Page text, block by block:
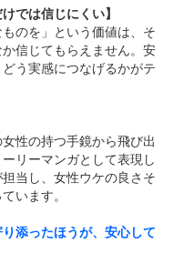
では信じにくい】
のを」という価値は、そ
信じてもらえません。安
う実感につなげるかがテ
性の持つ手鏡から飛び出
リーマンガとして表現し
当し、女性ウケの良さそ
います。
添ったほうが、安心して